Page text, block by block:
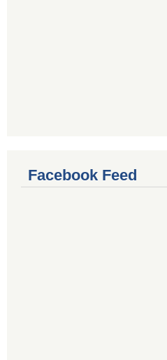
Facebook Feed